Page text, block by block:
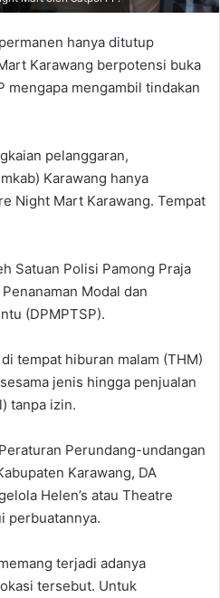
hanya ditutup
Karawang berpotensi buka
mengapa mengambil tindakan
pelanggaran,
Karawang hanya
Night Mart Karawang. Tempat
Satuan Polisi Pamong Praja
Modal dan
(DPMPTSP).
tempat hiburan malam (THM)
jenis hingga penjualan
tanpa izin.
Perundang-undangan
Karawang, DA
Helen’s atau Theatre
perbuatannya.
terjadi adanya
tersebut. Untuk